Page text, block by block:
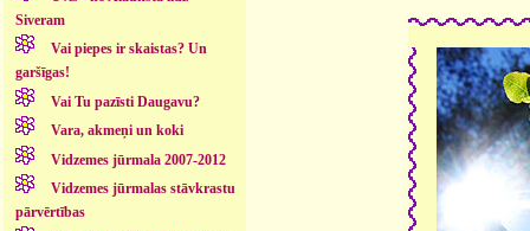
Siveram
Vai piepes ir skaistas? Un
garšīgas!
Vai Tu pazīsti Daugavu?
Vara, akmeņi un koki
Vidzemes jūrmala 2007-2012
Vidzemes jūrmalas stāvkrastu
pārvērtības